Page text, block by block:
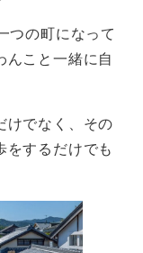
つの町になって
んこと一緒に自
けでなく、その
をするだけでも